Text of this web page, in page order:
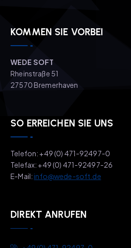
KOMMEN SIE VORBEI
WEDE SOFT
Rheinstraße 51
27570 Bremerhaven
SO ERREICHEN SIE UNS
Telefon: +49 (0) 471-92497-0
Telefax: +49 (0) 471-92497-26
E-Mail: info@wede-soft.de
DIREKT ANRUFEN